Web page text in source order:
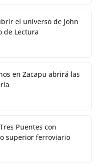
el universo de John
de Lectura
en Zacapu abrirá las
Puentes con
superior ferroviario